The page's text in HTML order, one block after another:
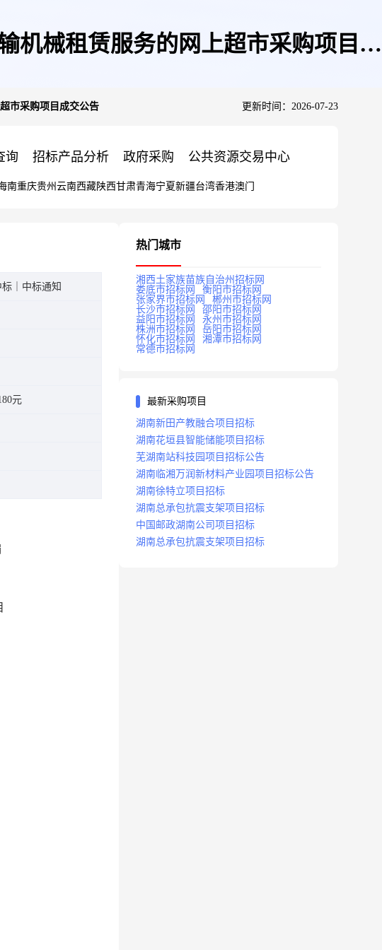
机械租赁服务的网上超市采购项目成
市采购项目成交公告 更新时间：2026-07-23
询 招标产品分析 政府采购 公共资源交易中心
南重庆贵州 云南西藏陕西甘肃青海宁夏新疆台湾香港澳门
标｜中标通知
元
热门城市
湘西土家族苗族自治州招标网
娄底市招标网
衡阳市招标网
张家界市招标网
郴州市招标网
长沙市招标网
邵阳市招标网
益阳市招标网
永州市招标网
株洲市招标网
岳阳市招标网
怀化市招标网
湘潭市招标网
常德市招标网
最新采购项目
湖南新田产教融合项目招标
湖南花垣县智能储能项目招标
芜湖南站科技园项目招标公告
湖南临湘万润新材料产业园项目招标公告
湖南徐特立项目招标
湖南总承包抗震支架项目招标
中国邮政湖南公司项目招标
湖南总承包抗震支架项目招标